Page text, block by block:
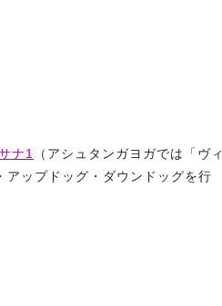
ナ1
（アシュタンガヨガでは「ヴィ
ップドッグ・ダウンドッグを行